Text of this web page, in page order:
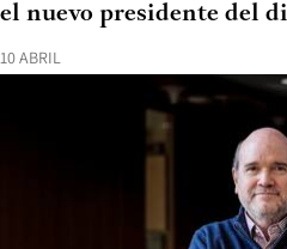
10 ABRIL
el nuevo presidente del